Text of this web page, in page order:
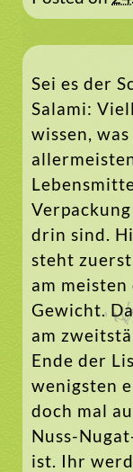
Sei es der
Salami:
wissen,
drin sind.
steht
am meisten
Gewicht.
am
Ende der
wenigsten
doch mal
Nuss-
ist. Ihr